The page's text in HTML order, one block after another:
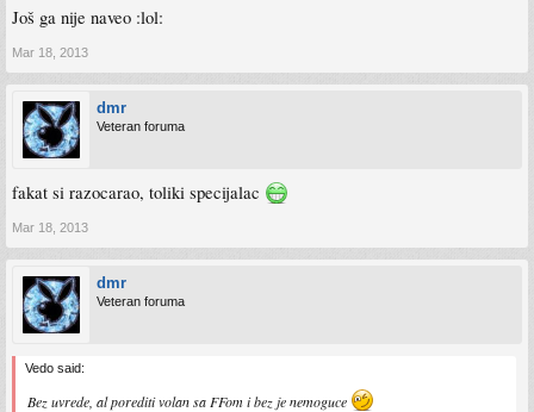
Još ga nije naveo :lol:
Mar 18, 2013
dmr
Veteran foruma
fakat si razocarao, toliki specijalac
Mar 18, 2013
dmr
Veteran foruma
Vedo said:
Bez uvrede, al porediti volan sa FFom i bez je nemoguce